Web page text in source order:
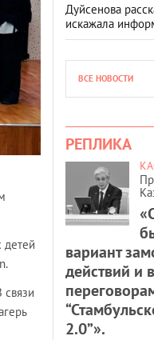
связи
Дуйсенова
искажала
ВСЕ НОВОСТИ
РЕПЛИКА
вариант
действий и
2.0”».